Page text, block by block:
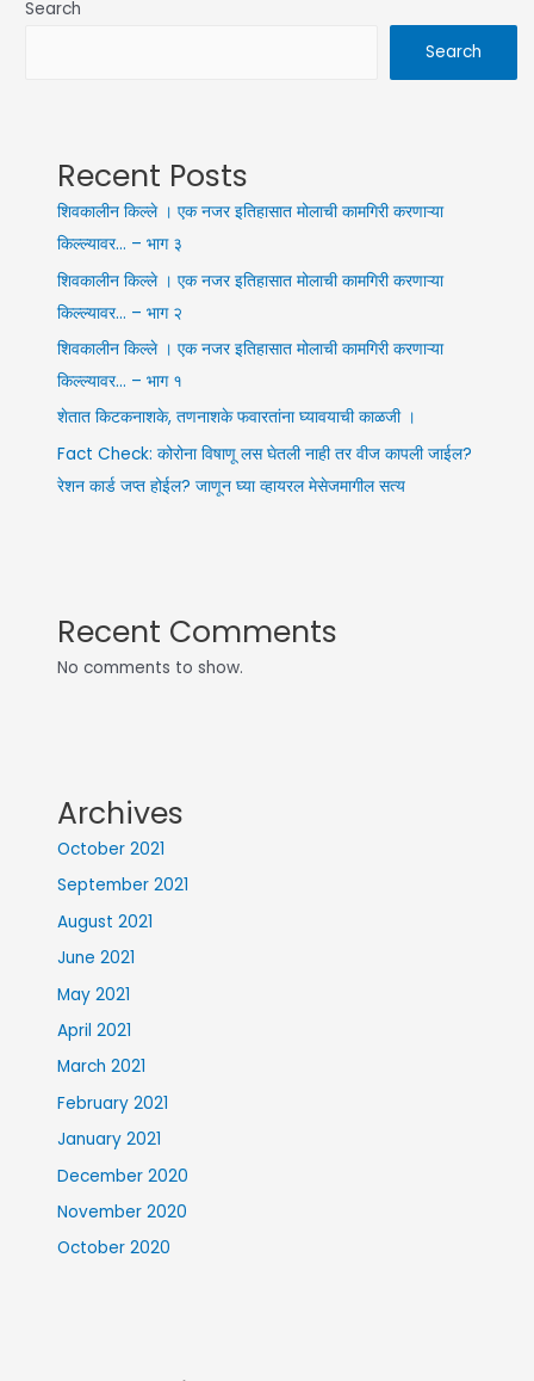
व्यवसाय
रक्कम
Search
Search
Recent Posts
शिवकालीन किल्ले । एक नजर इतिहासात मोलाची कामगिरी करणाऱ्या
किल्ल्यावर… – भाग ३
शिवकालीन किल्ले । एक नजर इतिहासात मोलाची कामगिरी करणाऱ्या
किल्ल्यावर… – भाग २
शिवकालीन किल्ले । एक नजर इतिहासात मोलाची कामगिरी करणाऱ्या
किल्ल्यावर… – भाग १
शेतात किटकनाशके, तणनाशके फवारतांना घ्यावयाची काळजी ।
Fact Check: कोरोना विषाणू लस घेतली नाही तर वीज कापली जाईल?
रेशन कार्ड जप्त होईल? जाणून घ्या व्हायरल मेसेजमागील सत्य
Recent Comments
No comments to show.
Archives
October 2021
September 2021
August 2021
June 2021
May 2021
April 2021
March 2021
February 2021
January 2021
December 2020
November 2020
October 2020